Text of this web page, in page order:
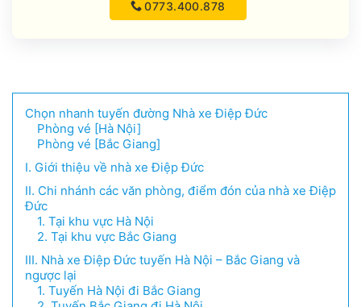
0773.400.878
Chọn nhanh tuyến đường Nhà xe Điệp Đức
Phòng vé [Hà Nội]
Phòng vé [Bắc Giang]
I. Giới thiệu về nhà xe Điệp Đức
II. Chi nhánh các văn phòng, điểm đón của nhà xe Điệp
Đức
1. Tại khu vực Hà Nội
2. Tại khu vực Bắc Giang
III. Nhà xe Điệp Đức tuyến Hà Nội – Bắc Giang và
ngược lại
1. Tuyến Hà Nội đi Bắc Giang